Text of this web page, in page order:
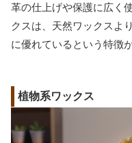
革の仕上げや保護に広く
クスは、天然ワックスよ
に優れているという特徴
植物系ワックス